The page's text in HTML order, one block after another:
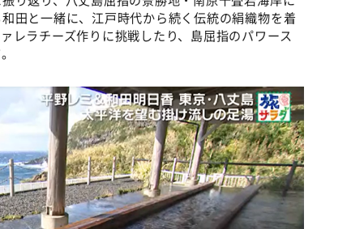
田と一緒に、江戸時代から続く伝統の絹織物を着
レラチーズ作りに挑戦したり、島屈指のパワース